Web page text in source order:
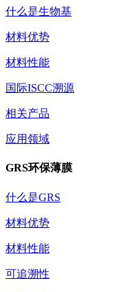
什么是生物基
材料优势
材料性能
国际ISCC溯源
相关产品
应用领域
GRS环保薄膜
什么是GRS
材料优势
材料性能
可追溯性